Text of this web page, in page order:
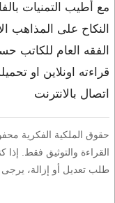
مع أطيب التمنيات
النكاح على المذاهب
الفقه العام للكاتب
قراءته اونلاين او
اتصال بالانترنت
حقوق الملكية الفكرية
القراءة والتوثيق فقط.
طلب تعديل أو إزالة، يرجى